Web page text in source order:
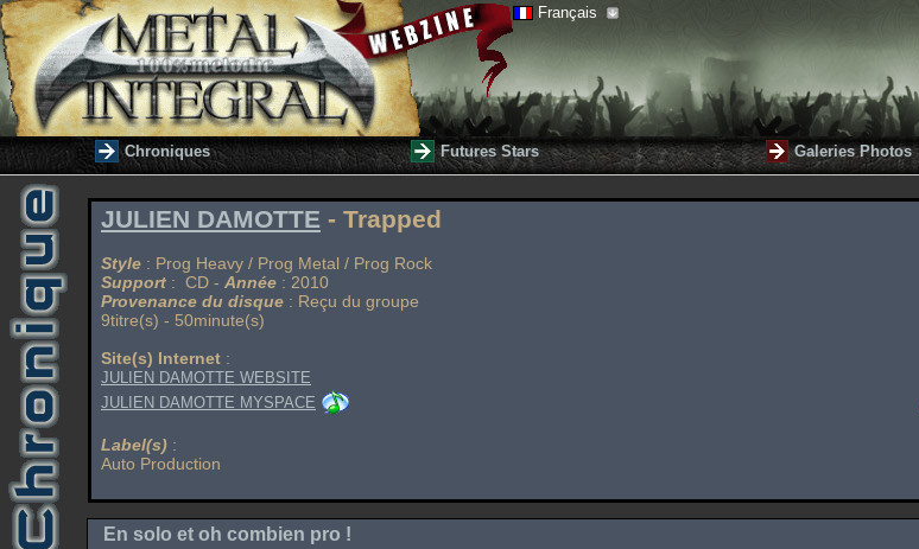
Français
Chroniques Futures Stars Galeries Photos
JULIEN DAMOTTE - Trapped
Style : Prog Heavy / Prog Metal / Prog Rock
Support : CD - Année : 2010
Provenance du disque : Reçu du groupe
9titre(s) - 50minute(s)
Site(s) Internet :
JULIEN DAMOTTE WEBSITE
JULIEN DAMOTTE MYSPACE
Label(s) :
Auto Production
En solo et oh combien pro !